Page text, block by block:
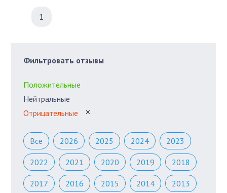
1
Фильтровать отзывы
Положительные
Нейтральные
Отрицательные
✕
Все 2026 2025 2024 2023
2022 2021 2020 2019 2018
2017 2016 2015 2014 2013